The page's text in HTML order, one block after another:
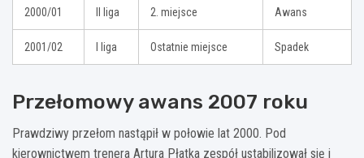
2000/01 II liga 2. miejsce Awans
2001/02 I liga Ostatnie miejsce Spadek
Przełomowy awans 2007 roku
Prawdziwy przełom nastąpił w połowie lat 2000. Pod
kierownictwem trenera Artura Płatka zespół ustabilizował się i